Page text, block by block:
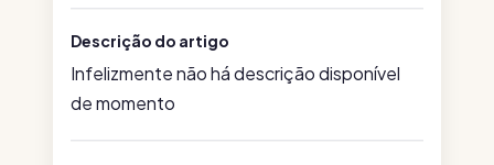
Descrição do artigo
Infelizmente não há descrição disponível
de momento